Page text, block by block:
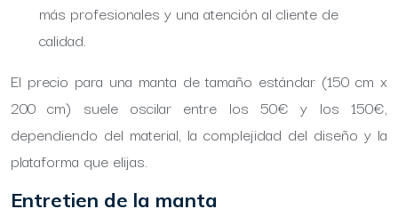
más profesionales y una atención al cliente de
calidad.
El precio para una manta de tamaño estándar (150 cm x
200 cm) suele oscilar entre los 50€ y los 150€,
dependiendo del material, la complejidad del diseño y la
plataforma que elijas.
Entretien de la manta